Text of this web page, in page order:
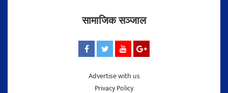
सामाजिक सञ्जाल
Advertise with us
Privacy Policy